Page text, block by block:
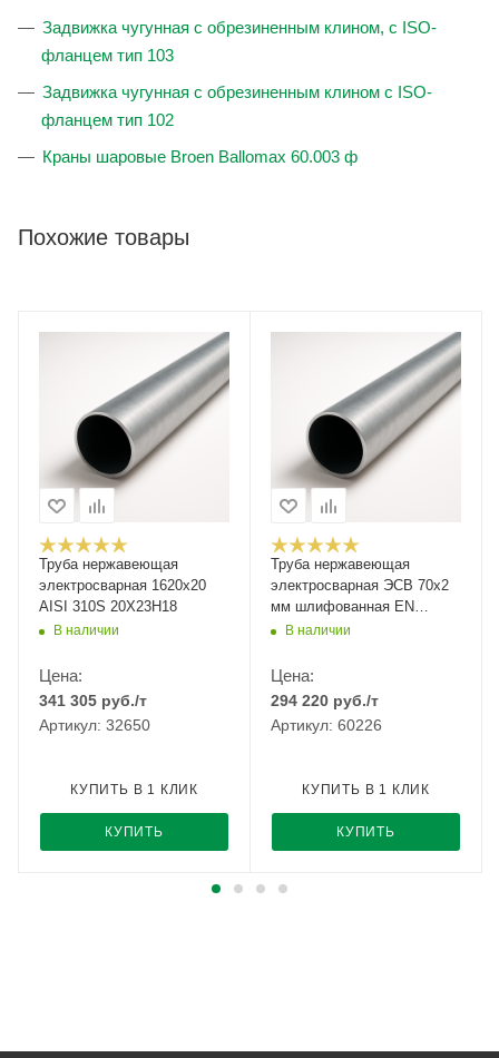
Задвижка чугунная с обрезиненным клином, с ISO-
фланцем тип 103
Задвижка чугунная с обрезиненным клином с ISO-
фланцем тип 102
Краны шаровые Broen Ballomax 60.003 ф
Похожие товары
Труба нержавеющая
электросварная 1620х20
AISI 310S 20Х23Н18
В наличии
Цена:
341 305 руб./т
Артикул: 32650
КУПИТЬ
КУПИТЬ В 1 КЛИК
Труба нержавеющая
электросварная ЭСВ 70х2
мм шлифованная EN
10217-7
В наличии
Цена:
294 220 руб./т
Артикул: 60226
КУПИТЬ
КУПИТЬ В 1 КЛИК